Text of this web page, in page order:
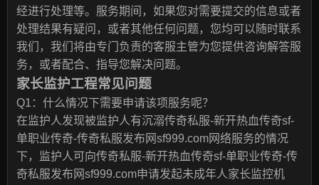
经进行处理等。服务期间，如果您对需要提交的信息或者
处理结果有疑问，或者其他任何问题，您均可以随时联系
我们，我们将由专门负责的客服主管为您提供咨询解答服
务，或者配合、指导您解决问题。
家长监护工程常见问题
Q1：什么情况下需要申请该项服务呢？
在监护人发现被监护人有沉溺传奇私服-新开热血传奇sf-
单职业传奇-传奇私服发布网sf999.com网络服务的情况
下，监护人可向传奇私服-新开热血传奇sf-单职业传奇-传
奇私服发布网sf999.com申请发起未成年人家长监控机